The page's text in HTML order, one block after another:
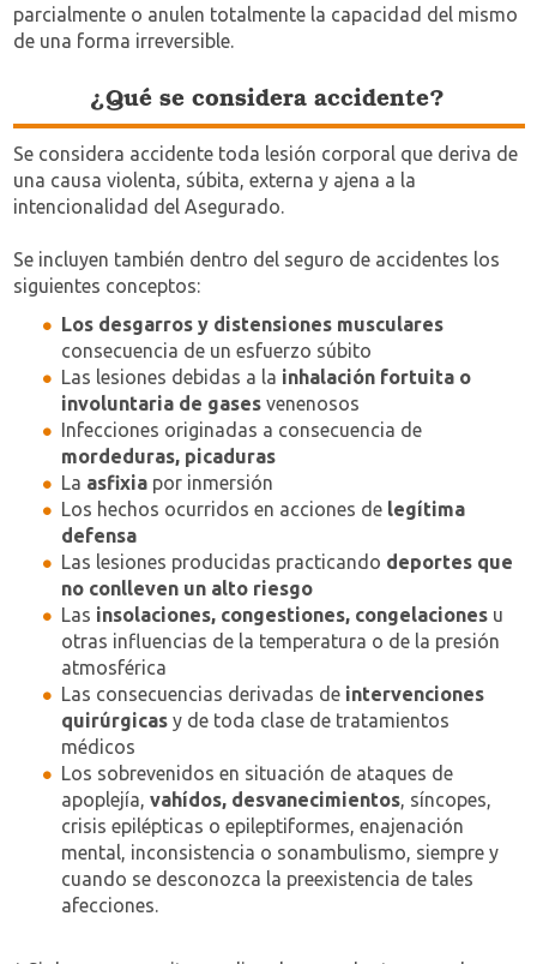
parcialmente o anulen totalmente la capacidad del mismo
de una forma irreversible.
¿Qué se considera accidente?
Se considera accidente toda lesión corporal que deriva de
una causa violenta, súbita, externa y ajena a la
intencionalidad del Asegurado.
Se incluyen también dentro del seguro de accidentes los
siguientes conceptos:
Los desgarros y distensiones musculares
consecuencia de un esfuerzo súbito
Las lesiones debidas a la inhalación fortuita o
involuntaria de gases venenosos
Infecciones originadas a consecuencia de
mordeduras, picaduras
La asfixia por inmersión
Los hechos ocurridos en acciones de legítima
defensa
Las lesiones producidas practicando deportes que
no conlleven un alto riesgo
Las insolaciones, congestiones, congelaciones u
otras influencias de la temperatura o de la presión
atmosférica
Las consecuencias derivadas de intervenciones
quirúrgicas y de toda clase de tratamientos
médicos
Los sobrevenidos en situación de ataques de
apoplejía, vahídos, desvanecimientos, síncopes,
crisis epilépticas o epileptiformes, enajenación
mental, inconsistencia o sonambulismo, siempre y
cuando se desconozca la preexistencia de tales
afecciones.